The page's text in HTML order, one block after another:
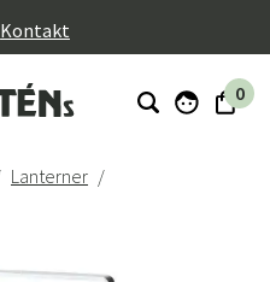
Kontakt
0
Lanterner